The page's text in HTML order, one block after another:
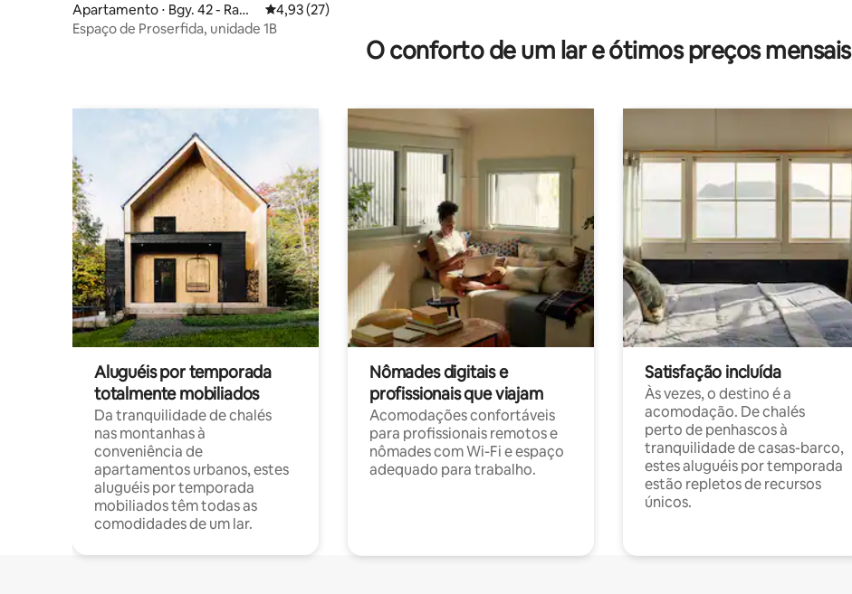
Apartamento ⋅ Bgy. 42 - Rawi
s
4,93 de uma avaliação média de 5, 27 avaliações
4,93 (27)
Espaço de Proserfida, unidade 1B
O conforto de um lar e ótimos preços mensais
Aluguéis por temporada
totalmente mobiliados
Da tranquilidade de chalés
nas montanhas à
conveniência de
apartamentos urbanos, estes
aluguéis por temporada
mobiliados têm todas as
comodidades de um lar.
Nômades digitais e
profissionais que viajam
Acomodações confortáveis
para profissionais remotos e
nômades com Wi-Fi e espaço
adequado para trabalho.
Satisfação incluída
Às vezes, o destino é a
acomodação. De chalés
perto de penhascos à
tranquilidade de casas-barco,
estes aluguéis por temporada
estão repletos de recursos
únicos.